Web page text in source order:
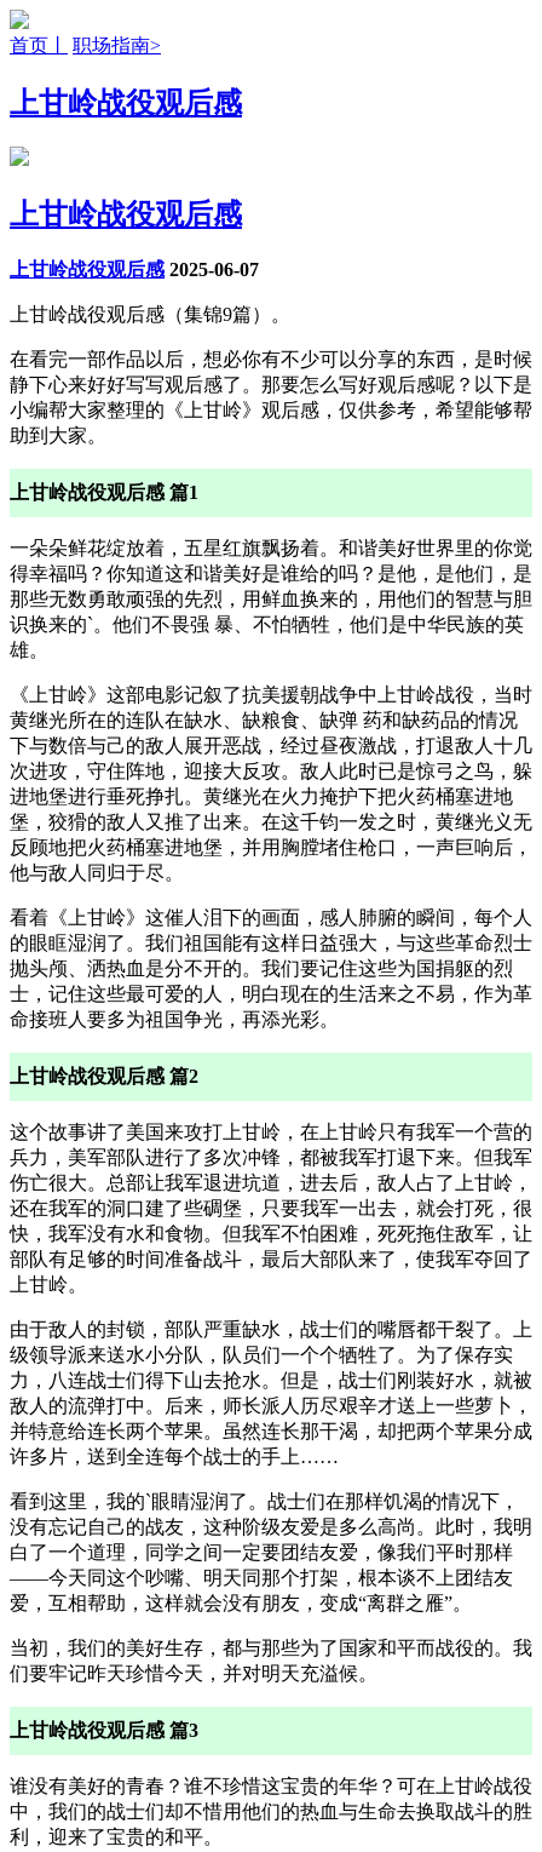
首页丨 职场指南>
上甘岭战役观后感
上甘岭战役观后感
上甘岭战役观后感 2025-06-07
上甘岭战役观后感（集锦9篇）。
在看完一部作品以后，想必你有不少可以分享的东西，是时候
静下心来好好写写观后感了。那要怎么写好观后感呢？以下是
小编帮大家整理的《上甘岭》观后感，仅供参考，希望能够帮
助到大家。
上甘岭战役观后感 篇1
一朵朵鲜花绽放着，五星红旗飘扬着。和谐美好世界里的你觉
得幸福吗？你知道这和谐美好是谁给的吗？是他，是他们，是
那些无数勇敢顽强的先烈，用鲜血换来的，用他们的智慧与胆
识换来的`。他们不畏强 暴、不怕牺牲，他们是中华民族的英
雄。
《上甘岭》这部电影记叙了抗美援朝战争中上甘岭战役，当时
黄继光所在的连队在缺水、缺粮食、缺弹 药和缺药品的情况
下与数倍与己的敌人展开恶战，经过昼夜激战，打退敌人十几
次进攻，守住阵地，迎接大反攻。敌人此时已是惊弓之鸟，躲
进地堡进行垂死挣扎。黄继光在火力掩护下把火药桶塞进地
堡，狡猾的敌人又推了出来。在这千钧一发之时，黄继光义无
反顾地把火药桶塞进地堡，并用胸膛堵住枪口，一声巨响后，
他与敌人同归于尽。
看着《上甘岭》这催人泪下的画面，感人肺腑的瞬间，每个人
的眼眶湿润了。我们祖国能有这样日益强大，与这些革命烈士
抛头颅、洒热血是分不开的。我们要记住这些为国捐躯的烈
士，记住这些最可爱的人，明白现在的生活来之不易，作为革
命接班人要多为祖国争光，再添光彩。
上甘岭战役观后感 篇2
这个故事讲了美国来攻打上甘岭，在上甘岭只有我军一个营的
兵力，美军部队进行了多次冲锋，都被我军打退下来。但我军
伤亡很大。总部让我军退进坑道，进去后，敌人占了上甘岭，
还在我军的洞口建了些碉堡，只要我军一出去，就会打死，很
快，我军没有水和食物。但我军不怕困难，死死拖住敌军，让
部队有足够的时间准备战斗，最后大部队来了，使我军夺回了
上甘岭。
由于敌人的封锁，部队严重缺水，战士们的嘴唇都干裂了。上
级领导派来送水小分队，队员们一个个牺牲了。为了保存实
力，八连战士们得下山去抢水。但是，战士们刚装好水，就被
敌人的流弹打中。后来，师长派人历尽艰辛才送上一些萝卜，
并特意给连长两个苹果。虽然连长那干渴，却把两个苹果分成
许多片，送到全连每个战士的手上……
看到这里，我的`眼睛湿润了。战士们在那样饥渴的情况下，
没有忘记自己的战友，这种阶级友爱是多么高尚。此时，我明
白了一个道理，同学之间一定要团结友爱，像我们平时那样
——今天同这个吵嘴、明天同那个打架，根本谈不上团结友
爱，互相帮助，这样就会没有朋友，变成“离群之雁”。
当初，我们的美好生存，都与那些为了国家和平而战役的。我
们要牢记昨天珍惜今天，并对明天充溢候。
上甘岭战役观后感 篇3
谁没有美好的青春？谁不珍惜这宝贵的年华？可在上甘岭战役
中，我们的战士们却不惜用他们的热血与生命去换取战斗的胜
利，迎来了宝贵的和平。